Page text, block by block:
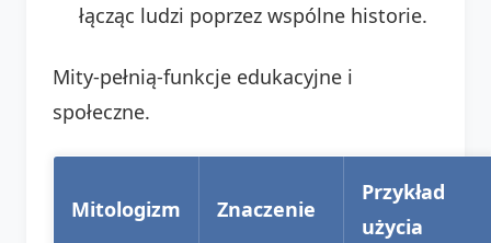
łącząc ludzi poprzez wspólne historie.
Mity-pełnią-funkcje edukacyjne i
społeczne.
Mitologizm Znaczenie
Przykład
użycia